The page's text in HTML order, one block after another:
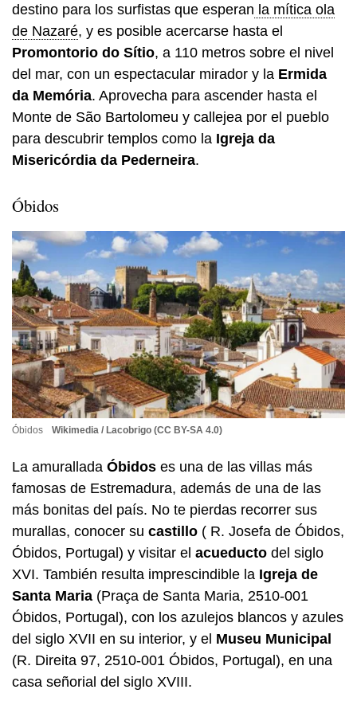
destino para los surfistas que esperan la mítica ola
de Nazaré, y es posible acercarse hasta el
Promontorio do Sítio, a 110 metros sobre el nivel
del mar, con un espectacular mirador y la Ermida
da Memória. Aprovecha para ascender hasta el
Monte de São Bartolomeu y callejea por el pueblo
para descubrir templos como la Igreja da
Misericórdia da Pederneira.
Óbidos
Óbidos Wikimedia / Lacobrigo (CC BY-SA 4.0)
La amurallada Óbidos es una de las villas más
famosas de Estremadura, además de una de las
más bonitas del país. No te pierdas recorrer sus
murallas, conocer su castillo ( R. Josefa de Óbidos,
Óbidos, Portugal) y visitar el acueducto del siglo
XVI. También resulta imprescindible la Igreja de
Santa Maria (Praça de Santa Maria, 2510-001
Óbidos, Portugal), con los azulejos blancos y azules
del siglo XVII en su interior, y el Museu Municipal
(R. Direita 97, 2510-001 Óbidos, Portugal), en una
casa señorial del siglo XVIII.